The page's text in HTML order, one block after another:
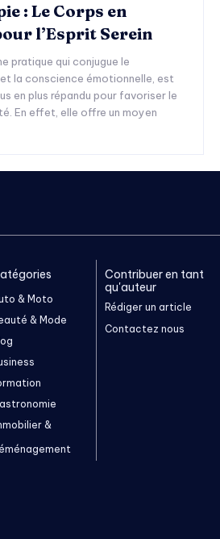
: Le Corps en
l’Esprit Serein
pratique qui conjugue le
la conscience émotionnelle, est
en plus répandu pour favoriser le
En effet, elle offre un moyen
& Moto
& Mode
&
Contribuer en tant
qu'auteur
Rédiger un article
Contactez nous